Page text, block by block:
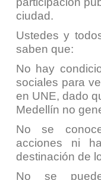
ciudad.
Ustedes y
saben que:
No hay
sociales para
en UNE, dado
Medellín no
No se
acciones ni
destinación de
No se